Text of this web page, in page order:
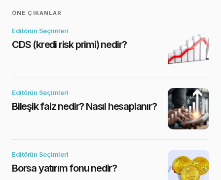
ÖNE ÇIKANLAR
Editörün Seçimleri
CDS (kredi risk primi) nedir?
Editörün Seçimleri
Bileşik faiz nedir? Nasıl hesaplanır?
Editörün Seçimleri
Borsa yatırım fonu nedir?